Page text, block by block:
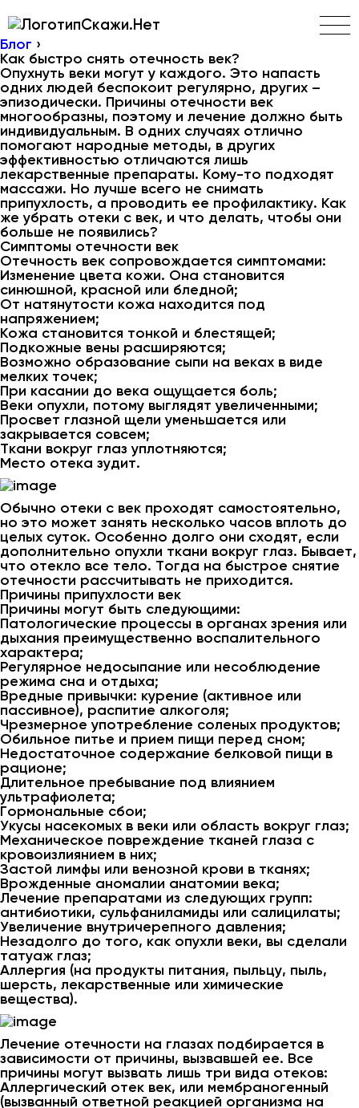
Скажи.Нет
Блог ›
Как быстро снять отечность век?
Опухнуть веки могут у каждого. Это напасть
одних людей беспокоит регулярно, других –
эпизодически. Причины отечности век
многообразны, поэтому и лечение должно быть
индивидуальным. В одних случаях отлично
помогают народные методы, в других
эффективностью отличаются лишь
лекарственные препараты. Кому-то подходят
массажи. Но лучше всего не снимать
припухлость, а проводить ее профилактику. Как
же убрать отеки с век, и что делать, чтобы они
больше не появились?
Симптомы отечности век
Отечность век сопровождается симптомами:
Изменение цвета кожи. Она становится
синюшной, красной или бледной;
От натянутости кожа находится под
напряжением;
Кожа становится тонкой и блестящей;
Подкожные вены расширяются;
Возможно образование сыпи на веках в виде
мелких точек;
При касании до века ощущается боль;
Веки опухли, потому выглядят увеличенными;
Просвет глазной щели уменьшается или
закрывается совсем;
Ткани вокруг глаз уплотняются;
Место отека зудит.
Обычно отеки с век проходят самостоятельно,
но это может занять несколько часов вплоть до
целых суток. Особенно долго они сходят, если
дополнительно опухли ткани вокруг глаз. Бывает,
что отекло все тело. Тогда на быстрое снятие
отечности рассчитывать не приходится.
Причины припухлости век
Причины могут быть следующими:
Патологические процессы в органах зрения или
дыхания преимущественно воспалительного
характера;
Регулярное недосыпание или несоблюдение
режима сна и отдыха;
Вредные привычки: курение (активное или
пассивное), распитие алкоголя;
Чрезмерное употребление соленых продуктов;
Обильное питье и прием пищи перед сном;
Недостаточное содержание белковой пищи в
рационе;
Длительное пребывание под влиянием
ультрафиолета;
Гормональные сбои;
Укусы насекомых в веки или область вокруг глаз;
Механическое повреждение тканей глаза с
кровоизлиянием в них;
Застой лимфы или венозной крови в тканях;
Врожденные аномалии анатомии века;
Лечение препаратами из следующих групп:
антибиотики, сульфаниламиды или салицилаты;
Увеличение внутричерепного давления;
Незадолго до того, как опухли веки, вы сделали
татуаж глаз;
Аллергия (на продукты питания, пыльцу, пыль,
шерсть, лекарственные или химические
вещества).
Лечение отечности на глазах подбирается в
зависимости от причины, вызвавшей ее. Все
причины могут вызвать лишь три вида отеков:
Аллергический отек век, или мембраногенный
(вызванный ответной реакцией организма на